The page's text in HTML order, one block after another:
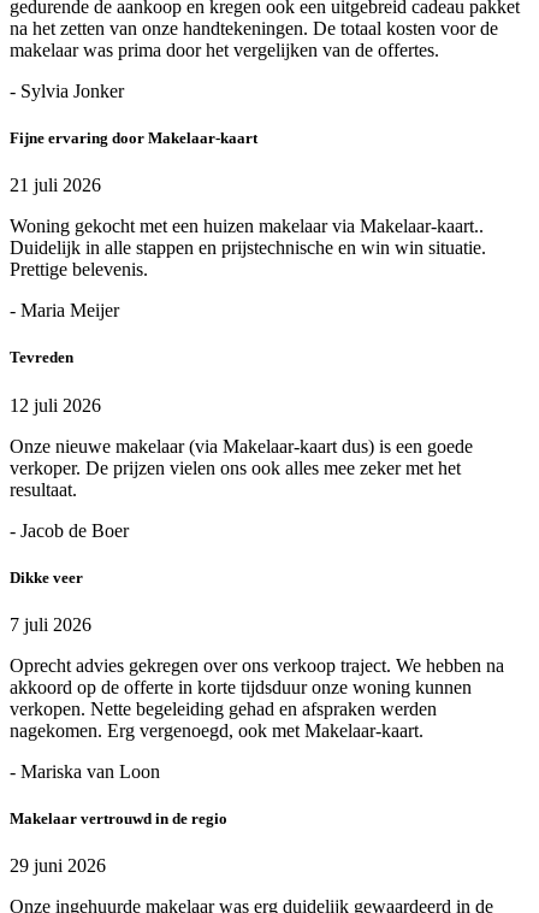
gedurende de aankoop en kregen ook een uitgebreid cadeau pakket
na het zetten van onze handtekeningen. De totaal kosten voor de
makelaar was prima door het vergelijken van de offertes.
- Sylvia Jonker
Fijne ervaring door Makelaar-kaart
21 juli 2026
Woning gekocht met een huizen makelaar via Makelaar-kaart..
Duidelijk in alle stappen en prijstechnische en win win situatie.
Prettige belevenis.
- Maria Meijer
Tevreden
12 juli 2026
Onze nieuwe makelaar (via Makelaar-kaart dus) is een goede
verkoper. De prijzen vielen ons ook alles mee zeker met het
resultaat.
- Jacob de Boer
Dikke veer
7 juli 2026
Oprecht advies gekregen over ons verkoop traject. We hebben na
akkoord op de offerte in korte tijdsduur onze woning kunnen
verkopen. Nette begeleiding gehad en afspraken werden
nagekomen. Erg vergenoegd, ook met Makelaar-kaart.
- Mariska van Loon
Makelaar vertrouwd in de regio
29 juni 2026
Onze ingehuurde makelaar was erg duidelijk gewaardeerd in de